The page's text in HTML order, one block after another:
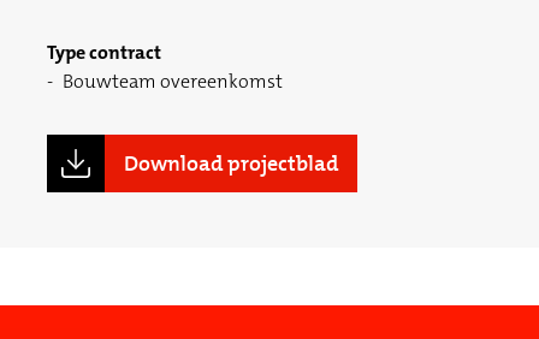
Type contract
Bouwteam overeenkomst
Download projectblad